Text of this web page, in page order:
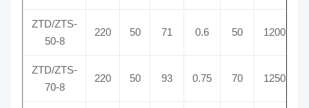
ZTD/ZTS-
50-8
220 50 71 0.6 50 1200
ZTD/ZTS-
70-8
220 50 93 0.75 70 1250